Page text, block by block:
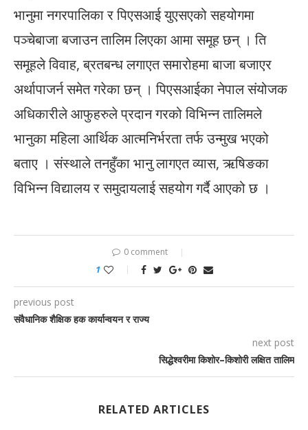
भानुमा नगरपालिका र पिएसआई युएसएको सहयोगमा
पञ्चेबाजा बजाउन तालिम लिएका आमा समूह छन् । ति
समूहले विवाह, ब्रतबन्ध लगाएत समारोहमा बाजा बजाएर
अर्थापाजर्न समेत गरेका छन् । पिएसआईका नेपाल संयोजक
अधिकारीले आफुहरुले प्रदान गरको विभिन्न तालिमले
भानुका महिला आर्थिक आत्मनिर्भरता तर्फ उन्मुख भएको
बताए । संस्थाले तनहुँका भानु लागएत व्यास, ऋषिङका
विभिन्न विद्यालय र समुदायलाई सहयोग गर्दै आएको छ ।
0 comment
1
previous post
संवैधानिक शैक्षिक हक कार्यान्वयन र राज्य
next post
सिद्धेश्वरीमा किशोर–किशोरी लक्षित तालिम
RELATED ARTICLES